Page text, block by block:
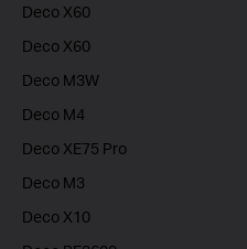
Deco X60
Deco X60
Deco M3W
Deco M4
Deco XE75 Pro
Deco M3
Deco X10